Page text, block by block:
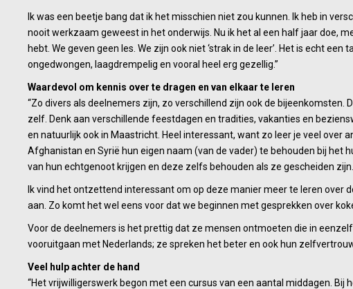
Ik was een beetje bang dat ik het misschien niet zou kunnen. Ik heb in
nooit werkzaam geweest in het onderwijs. Nu ik het al een half jaar doe,
hebt. We geven geen les. We zijn ook niet ‘strak in de leer’. Het is echt een
ongedwongen, laagdrempelig en vooral heel erg gezellig.”
Waardevol om kennis over te dragen en van elkaar te leren
“Zo divers als deelnemers zijn, zo verschillend zijn ook de
zelf. Denk aan verschillende feestdagen en tradities, vakanties en
en natuurlijk ook in Maastricht. Heel interessant, want zo leer je veel over
Afghanistan en Syrië hun eigen naam (van de vader) te behouden bij het
van hun echtgenoot krijgen en deze zelfs behouden als ze gescheiden zijn.
Ik vind het ontzettend interessant om op deze manier meer te leren over
aan. Zo komt het wel eens voor dat we beginnen met gesprekken over
Voor de deelnemers is het prettig dat ze mensen ontmoeten die in
vooruitgaan met Nederlands; ze spreken het beter en ook hun
Veel hulp achter de hand
“Het vrijwilligerswerk begon met een cursus van een aantal middagen.